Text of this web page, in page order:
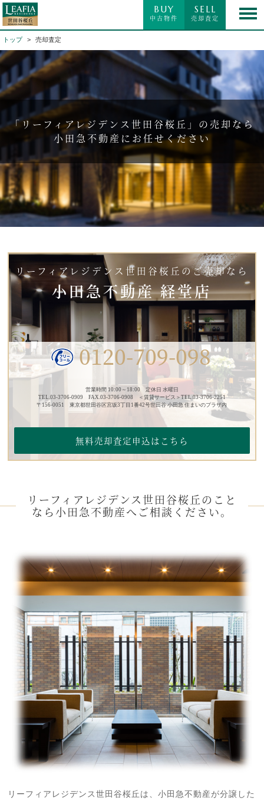
BUY
中古物件
SELL
売却査定
トップ 売却査定
「リーフィアレジデンス世田谷桜丘」の売却なら
小田急不動産にお任せください
リーフィアレジデンス世田谷桜丘のご売却なら
小田急不動産 経堂店
0120-709-098
営業時間 10:00～18:00 定休日 水曜日
TEL.03-3706-0909 FAX.03-3706-0908 ＜賃貸サービス＞TEL.03-3706-2251
〒156-0051 東京都世田谷区宮坂3丁目1番42号世田谷 小田急 住まいのプラザ内
無料売却査定申込はこちら
リーフィアレジデンス世田谷桜丘のこと
なら小田急不動産へご相談ください。
リーフィアレジデンス世田谷桜丘は、小田急不動産が分譲した